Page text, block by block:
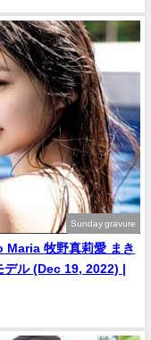
Sunday gravure
Maria 牧野真莉愛 まき
デル (Dec 19, 2022) |